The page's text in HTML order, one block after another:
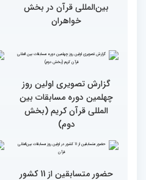
دوره مسابقات بین المللی
قرآن آغاز شد
تشکیل نشست هماهنگی
هیئت داوران مسابقات
بین‌المللی قرآن در بخش
خواهران